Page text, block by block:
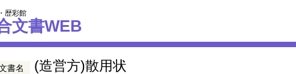
歴彩館
文書WEB
書名 (造営方)散用状